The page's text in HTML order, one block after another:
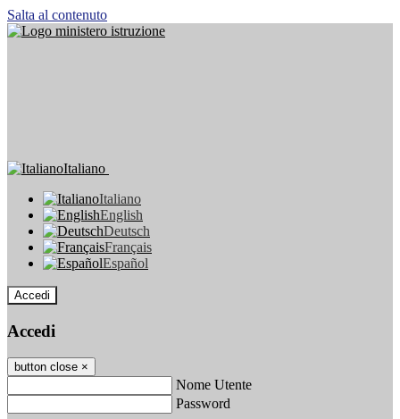
Salta al contenuto
Italiano
Italiano
English
Deutsch
Français
Español
Accedi
Accedi
button close ×
Nome Utente
Password